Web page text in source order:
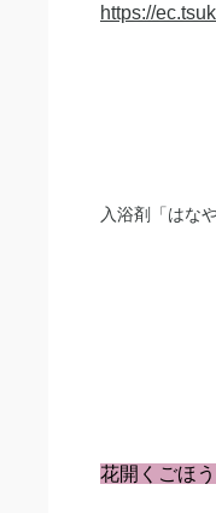
https://
入浴剤「はな
花開くごほ